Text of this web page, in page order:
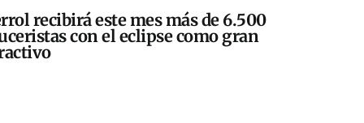
recibirá este mes más de 6.500
con el eclipse como gran